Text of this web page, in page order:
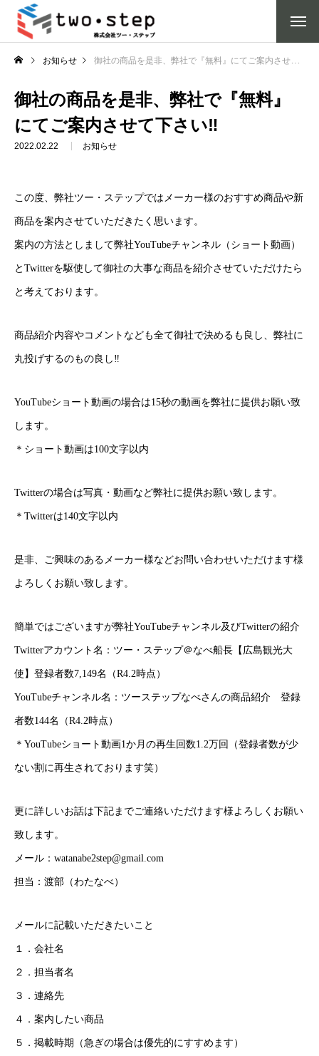
事例紹介
ご利用について
よくある質問
お知らせ
お知らせ 御社の商品を是非、弊社で『無料』にてご案内させて下さい‼
御社の商品を是非、弊社で『無料』
にてご案内させて下さい‼
2022.02.22 お知らせ
この度、弊社ツー・ステップではメーカー様のおすすめ商品や新
商品を案内させていただきたく思います。
案内の方法としまして弊社YouTubeチャンネル（ショート動画）
とTwitterを駆使して御社の大事な商品を紹介させていただけたら
と考えております。
商品紹介内容やコメントなども全て御社で決めるも良し、弊社に
丸投げするのもの良し‼
YouTubeショート動画の場合は15秒の動画を弊社に提供お願い致
します。
＊ショート動画は100文字以内
Twitterの場合は写真・動画など弊社に提供お願い致します。
＊Twitterは140文字以内
是非、ご興味のあるメーカー様などお問い合わせいただけます様
よろしくお願い致します。
簡単ではございますが弊社YouTubeチャンネル及びTwitterの紹介
Twitterアカウント名：ツー・ステップ＠なべ船長【広島観光大
使】登録者数7,149名（R4.2時点）
YouTubeチャンネル名：ツーステップなべさんの商品紹介 登録
者数144名（R4.2時点）
＊YouTubeショート動画1か月の再生回数1.2万回（登録者数が少
ない割に再生されております笑）
更に詳しいお話は下記までご連絡いただけます様よろしくお願い
致します。
メール：watanabe2step@gmail.com
担当：渡部（わたなべ）
メールに記載いただきたいこと
１．会社名
２．担当者名
３．連絡先
４．案内したい商品
５．掲載時期（急ぎの場合は優先的にすすめます）